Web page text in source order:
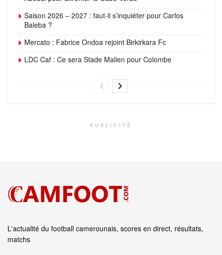
Saison 2026 – 2027 : faut-il s’inquiéter pour Carlos
Baleba ?
Mercato : Fabrice Ondoa rejoint Birkirkara Fc
LDC Caf : Ce sera Stade Malien pour Colombe
PUBLICITÉ
L'actualité du football camerounais, scores en direct, résultats,
matchs